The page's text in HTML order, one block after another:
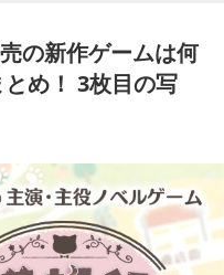
の新作ゲームは何
め！ 3枚目の写